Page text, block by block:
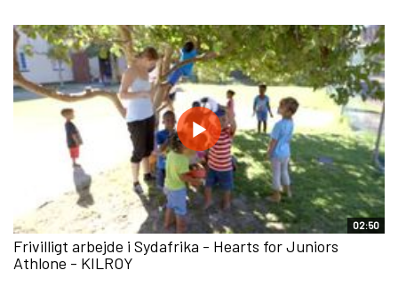
02:50
Frivilligt arbejde i Sydafrika - Hearts for Juniors
Athlone - KILROY